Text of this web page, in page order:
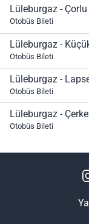
Lüleburgaz - Çorlu
Otobüs Bileti
Lüleburgaz -
Otobüs Bileti
Lüleburgaz -
Otobüs Bileti
Lüleburgaz -
Otobüs Bileti